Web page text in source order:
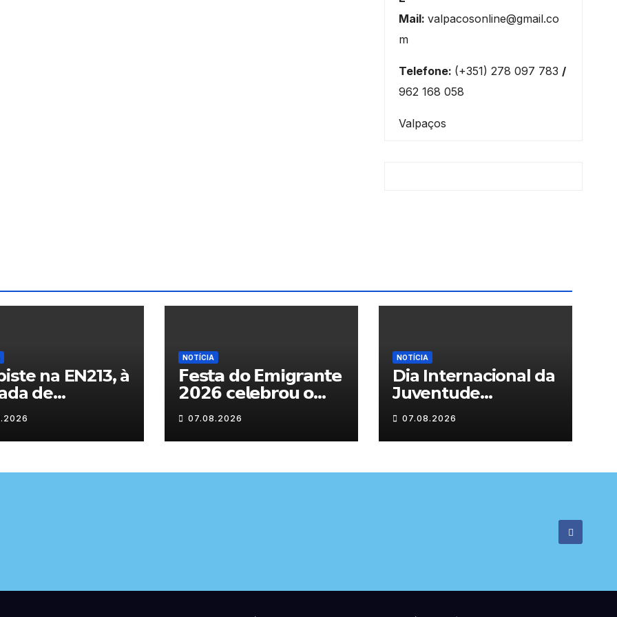
Mail: valpacosonline@gmail.co
m
Telefone: (+351) 278 097 783 /
962 168 058
Valpaços
na EN213, à
de
NOTÍCIA
𝗙𝗲𝘀𝘁𝗮 𝗱𝗼 𝗘𝗺𝗶𝗴𝗿𝗮𝗻𝘁𝗲
𝟮𝟬𝟮𝟲 𝗰𝗲𝗹𝗲𝗯𝗿𝗼𝘂 𝗼
𝗿𝗲𝗲𝗻𝗰𝗼𝗻𝘁𝗿𝗼 𝗲 𝗼𝘀
𝗹𝗮𝗰̧𝗼𝘀 𝗾𝘂𝗲 𝘂𝗻𝗲𝗺
𝗠𝘂𝗿𝗰̧𝗮
07.08.2026
NOTÍCIA
Dia Internacional da
Juventude
celebrado em
Chaves com
atividades gratuitas
07.08.2026